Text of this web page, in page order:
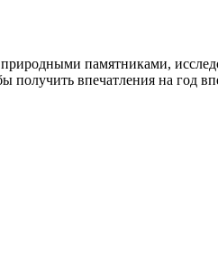
памятниками,
получить впечатления на год